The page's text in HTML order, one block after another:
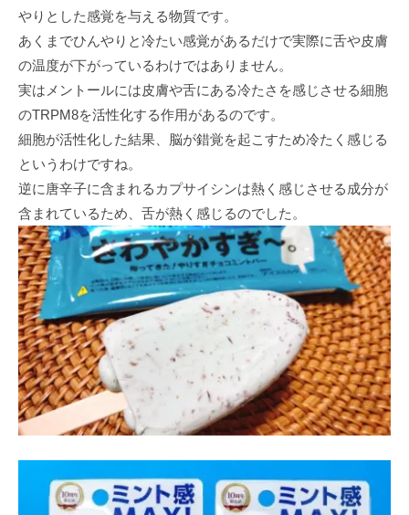
やりとした感覚を与える物質です。
あくまでひんやりと冷たい感覚があるだけで実際に舌や皮膚
の温度が下がっているわけではありません。
実はメントールには皮膚や舌にある冷たさを感じさせる細胞
のTRPM8を活性化する作用があるのです。
細胞が活性化した結果、脳が錯覚を起こすため冷たく感じる
というわけですね。
逆に唐辛子に含まれるカプサイシンは熱く感じさせる成分が
含まれているため、舌が熱く感じるのでした。